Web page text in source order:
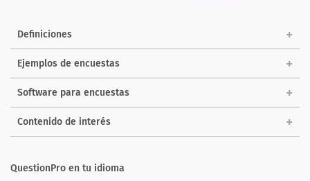
Definiciones
Ejemplos de encuestas
Software para encuestas
Contenido de interés
QuestionPro en tu idioma